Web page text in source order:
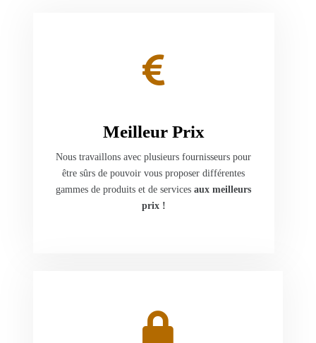
Meilleur Prix
Nous travaillons avec plusieurs fournisseurs pour
être sûrs de pouvoir vous proposer différentes
gammes de produits et de servicesaux meilleurs
prix !